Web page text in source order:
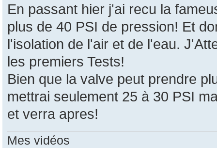
En passant hier j'ai recu la
plus de 40 PSI de pression! Et
l'isolation de l'air et de l'eau.
les premiers Tests!
Bien que la valve peut prendre
mettrai seulement 25 à 30 PSI
et verra apres!
Mes vidéos